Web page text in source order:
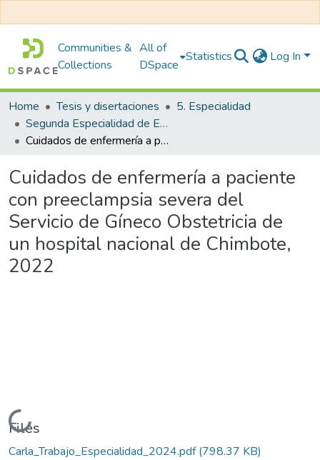
Communities &
Collections
All of
DSpace
Statistics Log In
Home Tesis y disertaciones
5. Especialidad
Segunda Especialidad de Enfermería en Gineco Obstetricia
Cuidados de enfermería a paciente con preeclampsia severa del Servicio de Gíneco Obstetricia de un hospital nacional de Chimbote, 2022
Cuidados de enfermería a paciente
con preeclampsia severa del
Servicio de Gíneco Obstetricia de
un hospital nacional de Chimbote,
2022
Loading...
Files
Carla_Trabajo_Especialidad_2024.pdf(798.37 KB)